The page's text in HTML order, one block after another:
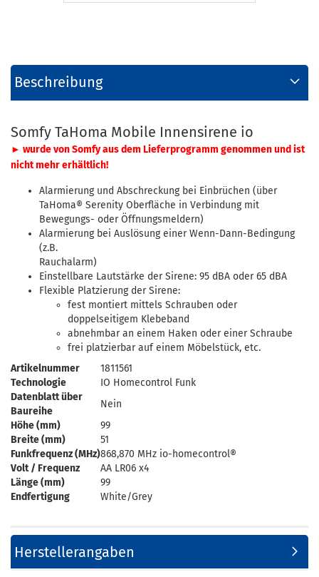
Beschreibung
Somfy TaHoma Mobile Innensirene io
► wurde von Somfy aus dem Lieferprogramm genommen und ist
nicht mehr erhältlich!
Alarmierung und Abschreckung bei Einbrüchen (über
TaHoma® Serenity Oberfläche in Verbindung mit
Bewegungs- oder Öffnungsmeldern)
Alarmierung bei Auslösung einer Wenn-Dann-Bedingung
(z.B.
Rauchalarm)
Einstellbare Lautstärke der Sirene: 95 dBA oder 65 dBA
Flexible Platzierung der Sirene:
fest montiert mittels Schrauben oder
doppelseitigem Klebeband
abnehmbar an einem Haken oder einer Schraube
frei platzierbar auf einem Möbelstück, etc.
Artikelnummer
1811561
Technologie
IO Homecontrol Funk
Datenblatt über
Baureihe
Nein
Höhe (mm)
99
Breite (mm)
51
Funkfrequenz (MHz)868,870 MHz io-homecontrol®
Volt / Frequenz
AA LR06 x4
Länge (mm)
99
Endfertigung
White/Grey
Herstellerangaben